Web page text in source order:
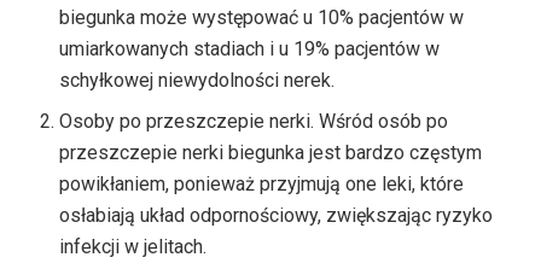
biegunka może występować u 10% pacjentów w
umiarkowanych stadiach i u 19% pacjentów w
schyłkowej niewydolności nerek.
Osoby po przeszczepie nerki. Wśród osób po
przeszczepie nerki biegunka jest bardzo częstym
powikłaniem, ponieważ przyjmują one leki, które
osłabiają układ odpornościowy, zwiększając ryzyko
infekcji w jelitach.